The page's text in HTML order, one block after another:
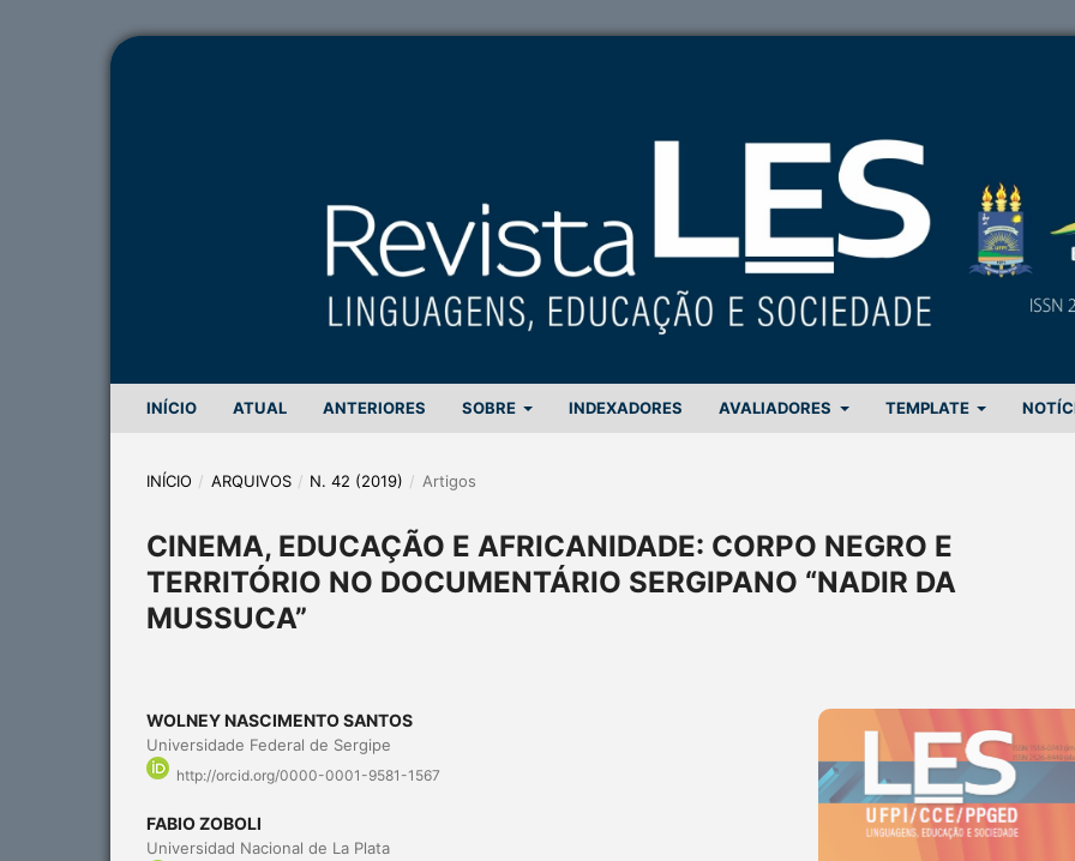
INÍCIO ATUAL ANTERIORES SOBRE INDEXADORES AVALIADORES TEMPLATE
INÍCIO / ARQUIVOS / N. 42 (2019) / Artigos
CINEMA, EDUCAÇÃO E AFRICANIDADE: CORPO NEGRO E
TERRITÓRIO NO DOCUMENTÁRIO SERGIPANO “NADIR DA
MUSSUCA”
WOLNEY NASCIMENTO SANTOS
Universidade Federal de Sergipe
http://orcid.org/0000-0001-9581-1567
FABIO ZOBOLI
Universidad Nacional de La Plata